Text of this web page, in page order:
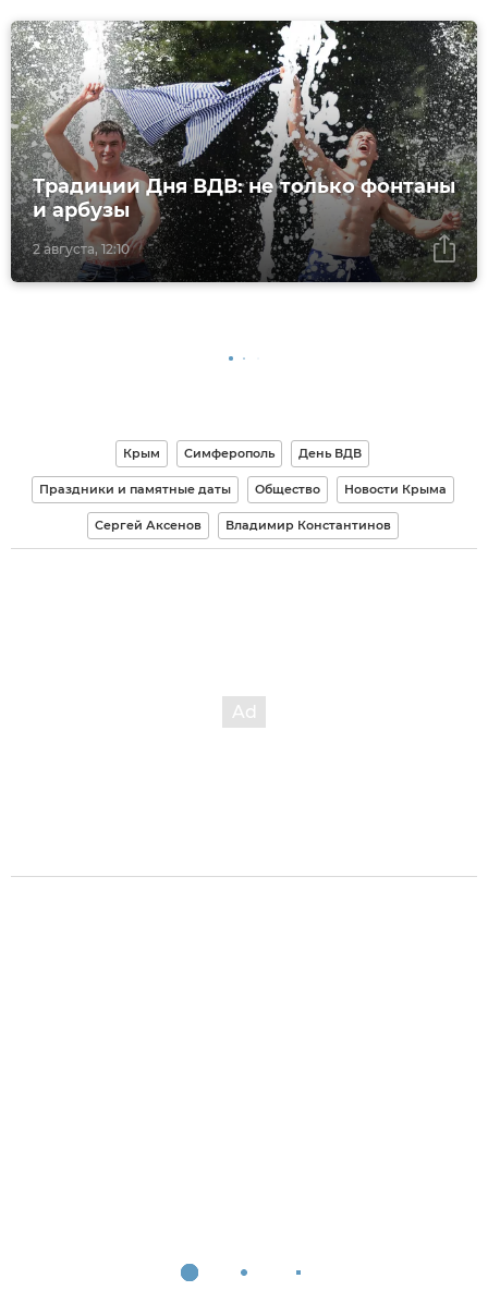
2 августа, 12:10
Традиции Дня ВДВ: не только фонтаны
и арбузы
Крым Симферополь День ВДВ
Праздники и памятные даты Общество Новости Крыма
Сергей Аксенов Владимир Константинов